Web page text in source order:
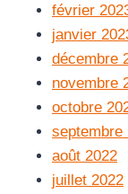
février
janvier
décembre
novembre
octobre
septembre
août 2022
juillet 2022